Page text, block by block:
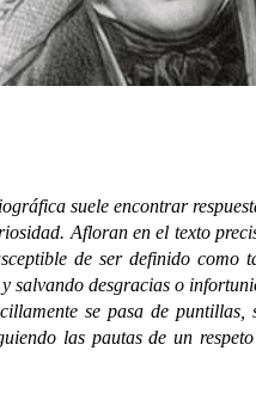
suele encontrar
Afloran en el texto
de ser definido
salvando desgracias o
se pasa de
las pautas de un